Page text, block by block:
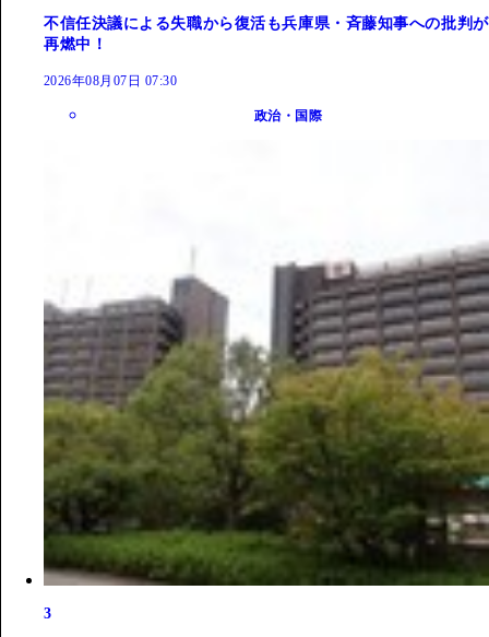
不信任決議による失職から復活も兵庫県・斉藤知事への批判が
再燃中！
2026年08月07日 07:30
政治・国際
3